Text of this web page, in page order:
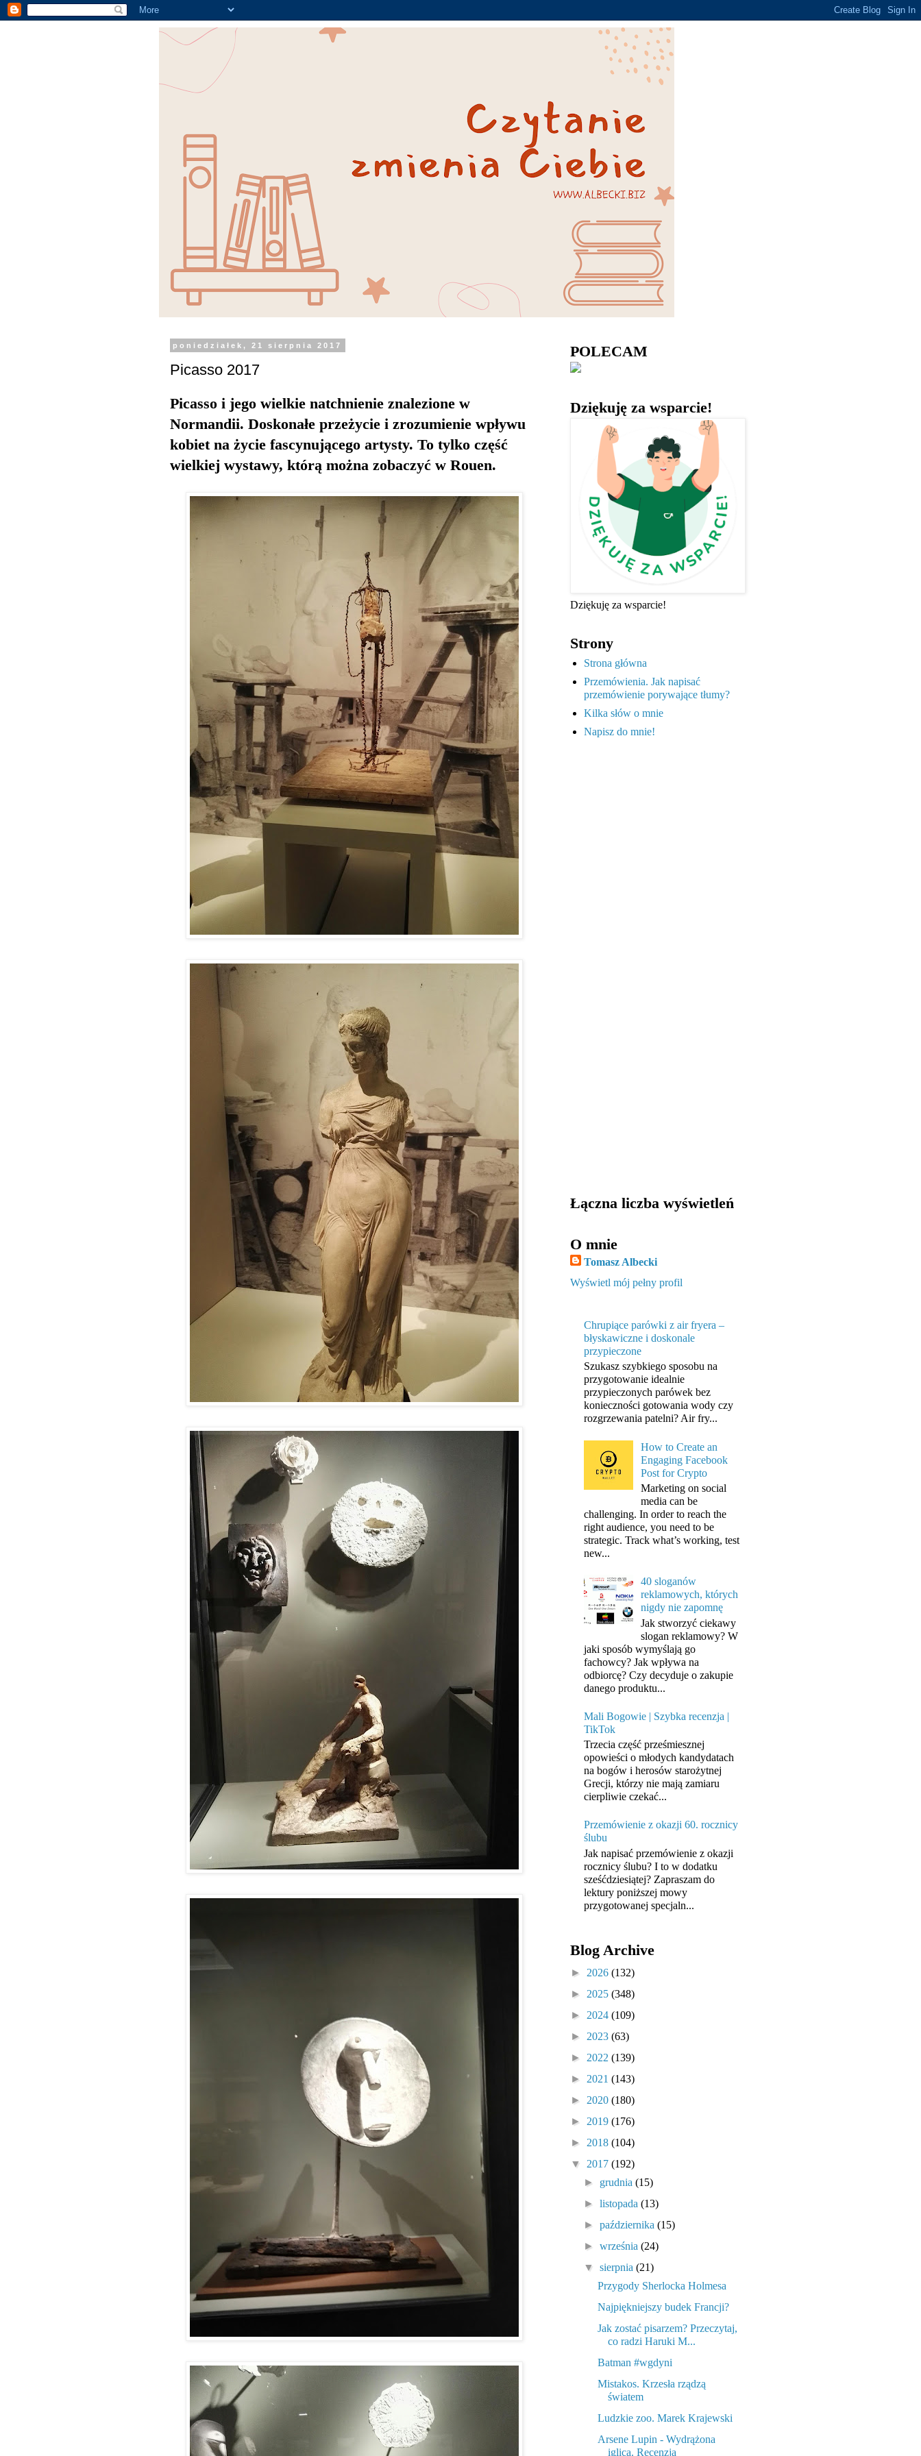
poniedziałek, 21 sierpnia 2017
Picasso 2017
Picasso i jego wielkie natchnienie znalezione w
Normandii. Doskonałe przeżycie i zrozumienie wpływu
kobiet na życie fascynującego artysty. To tylko część
wielkiej wystawy, którą można zobaczyć w Rouen.
POLECAM
Dziękuję za wsparcie!
Dziękuję za wsparcie!
Strony
Strona główna
Przemówienia. Jak napisać
przemówienie porywające tłumy?
Kilka słów o mnie
Napisz do mnie!
Łączna liczba wyświetleń
O mnie
Tomasz Albecki
Wyświetl mój pełny profil
Chrupiące parówki z air fryera –
błyskawiczne i doskonale
przypieczone
Szukasz szybkiego sposobu na
przygotowanie idealnie
przypieczonych parówek bez
konieczności gotowania wody czy
rozgrzewania patelni? Air fry...
How to Create an
Engaging Facebook
Post for Crypto
Marketing on social
media can be
challenging. In order to reach the
right audience, you need to be
strategic. Track what’s working, test
new...
40 sloganów
reklamowych, których
nigdy nie zapomnę
Jak stworzyć ciekawy
slogan reklamowy? W
jaki sposób wymyślają go
fachowcy? Jak wpływa na
odbiorcę? Czy decyduje o zakupie
danego produktu...
Mali Bogowie | Szybka recenzja |
TikTok
Trzecia część prześmiesznej
opowieści o młodych kandydatach
na bogów i herosów starożytnej
Grecji, którzy nie mają zamiaru
cierpliwie czekać...
Przemówienie z okazji 60. rocznicy
ślubu
Jak napisać przemówienie z okazji
rocznicy ślubu? I to w dodatku
sześćdziesiątej? Zapraszam do
lektury poniższej mowy
przygotowanej specjaln...
Blog Archive
► 2026 (132)
► 2025 (348)
► 2024 (109)
► 2023 (63)
► 2022 (139)
► 2021 (143)
► 2020 (180)
► 2019 (176)
► 2018 (104)
▼ 2017 (192)
► grudnia(15)
►listopada(13)
►października(15)
►września(24)
▼sierpnia(21)
Przygody Sherlocka Holmesa
Najpiękniejszy budek Francji?
Jak zostać pisarzem? Przeczytaj,
co radzi Haruki M...
Batman #wgdyni
Mistakos. Krzesła rządzą
światem
Ludzkie zoo. Marek Krajewski
Arsene Lupin - Wydrążona
iglica. Recenzja